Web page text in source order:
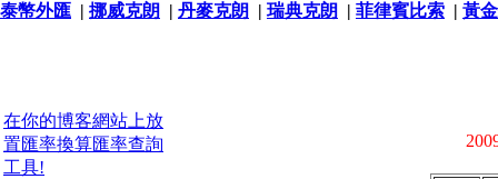
泰幣外匯 | 挪威克朗 | 丹麥克朗 | 瑞典克朗 | 菲律賓比索 | 黃
在你的博客網站上放
置匯率換算匯率查詢
工具!